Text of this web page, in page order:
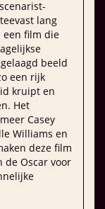
lang
een film die
beeld
een rijk
kruipt en
Het
Casey
Williams en
deze film
de Oscar voor